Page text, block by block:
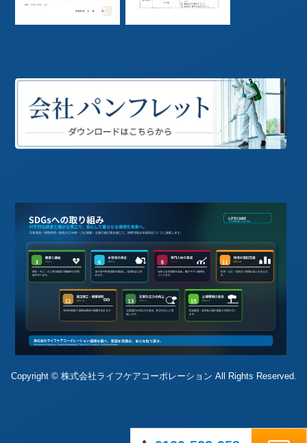
Copyright © 株式会社ライフケアコーポレーション All Rights Reserved.